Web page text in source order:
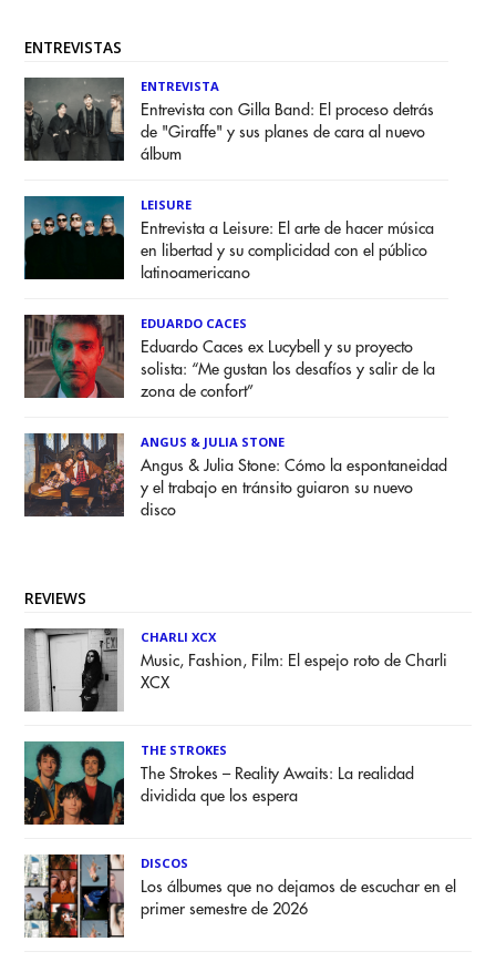
ENTREVISTAS
ENTREVISTA
Entrevista con Gilla Band: El proceso detrás
de "Giraffe" y sus planes de cara al nuevo
álbum
LEISURE
Entrevista a Leisure: El arte de hacer música
en libertad y su complicidad con el público
latinoamericano
EDUARDO CACES
Eduardo Caces ex Lucybell y su proyecto
solista: “Me gustan los desafíos y salir de la
zona de confort”
ANGUS & JULIA STONE
Angus & Julia Stone: Cómo la espontaneidad
y el trabajo en tránsito guiaron su nuevo
disco
REVIEWS
CHARLI XCX
Music, Fashion, Film: El espejo roto de Charli
XCX
THE STROKES
The Strokes – Reality Awaits: La realidad
dividida que los espera
DISCOS
Los álbumes que no dejamos de escuchar en el
primer semestre de 2026